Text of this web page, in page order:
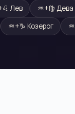
♌ Лев ♒+♍ Дева
♒+♑ Козерог ♒